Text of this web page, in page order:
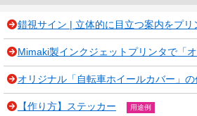
錯視サイン | 立体的に目立つ案内をプリ
Mimaki製インクジェットプリンタで「
オリジナル「自転車ホイールカバー」
【作り方】ステッカー 用途例